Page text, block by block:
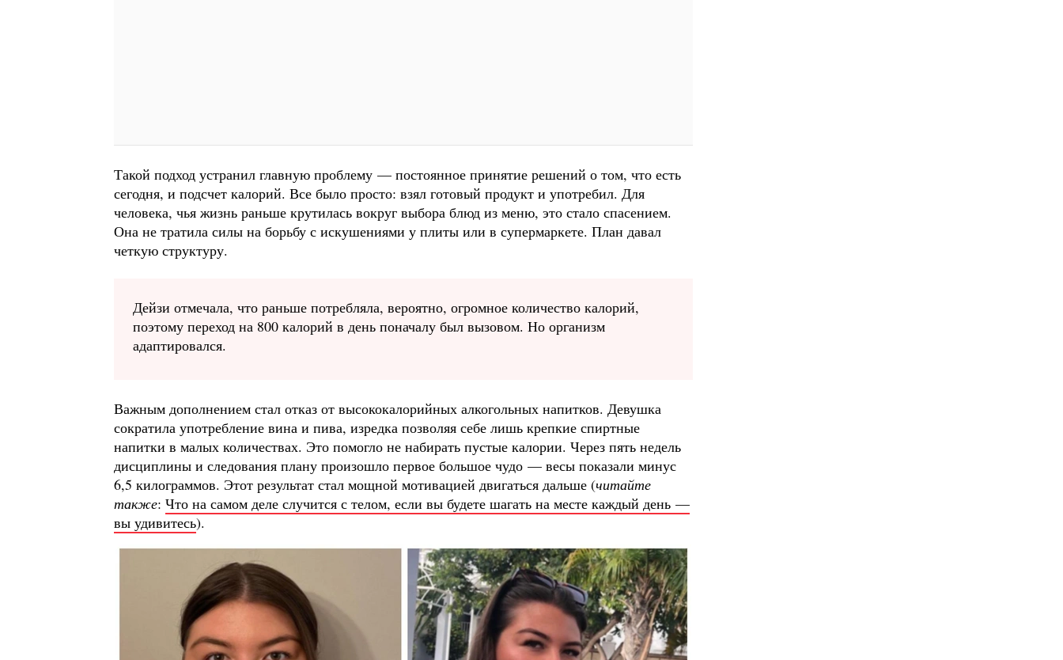
Такой подход устранил главную проблему — постоянное принятие решений о том, что есть
сегодня, и подсчет калорий. Все было просто: взял готовый продукт и употребил. Для
человека, чья жизнь раньше крутилась вокруг выбора блюд из меню, это стало спасением.
Она не тратила силы на борьбу с искушениями у плиты или в супермаркете. План давал
четкую структуру.
Дейзи отмечала, что раньше потребляла, вероятно, огромное количество калорий,
поэтому переход на 800 калорий в день поначалу был вызовом. Но организм
адаптировался.
Важным дополнением стал отказ от высококалорийных алкогольных напитков. Девушка
сократила употребление вина и пива, изредка позволяя себе лишь крепкие спиртные
напитки в малых количествах. Это помогло не набирать пустые калории. Через пять недель
дисциплины и следования плану произошло первое большое чудо — весы показали минус
6,5 килограммов. Этот результат стал мощной мотивацией двигаться дальше (читайте
также: Что на самом деле случится с телом, если вы будете шагать на месте каждый день —
вы удивитесь).